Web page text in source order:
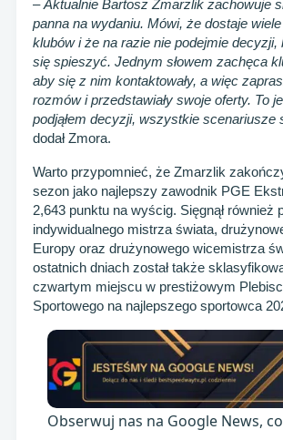
–Aktualnie Bartosz Zmarzlik zachowuje
panna na wydaniu. Mówi, że dostaje
klubów i że na razie nie podejmie decyzji,
się spieszyć. Jednym słowem zachęca
aby się z nim kontaktowały, a więc
rozmów i przedstawiały swoje oferty. To
podjąłem decyzji, wszystkie scenariusze
dodał Zmora.
Warto przypomnieć, że Zmarzlik
sezon jako najlepszy zawodnik PGE
2,643 punktu na wyścig. Sięgnął również
indywidualnego mistrza świata,
Europy oraz drużynowego wicemistrza
ostatnich dniach został także
czwartym miejscu w prestiżowym
Sportowego na najlepszego sportowca
Obserwuj nas na Google News,